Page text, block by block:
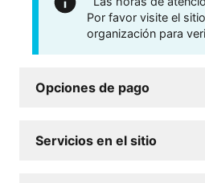
Por favor visite el
organización para
Opciones de pago
Servicios en el sitio